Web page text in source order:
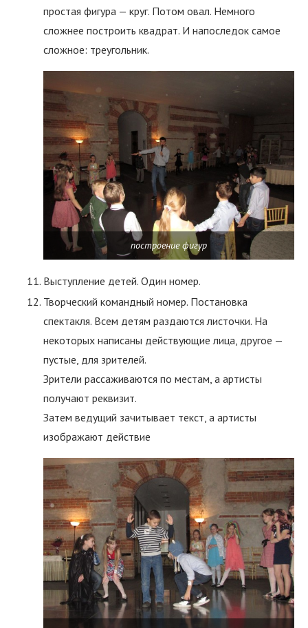
простая фигура — круг. Потом овал. Немного
сложнее построить квадрат. И напоследок самое
сложное: треугольник.
построение фигур
Выступление детей. Один номер.
Творческий командный номер. Постановка
спектакля. Всем детям раздаются листочки. На
некоторых написаны действующие лица, другое —
пустые, для зрителей.
Зрители рассаживаются по местам, а артисты
получают реквизит.
Затем ведущий зачитывает текст, а артисты
изображают действие